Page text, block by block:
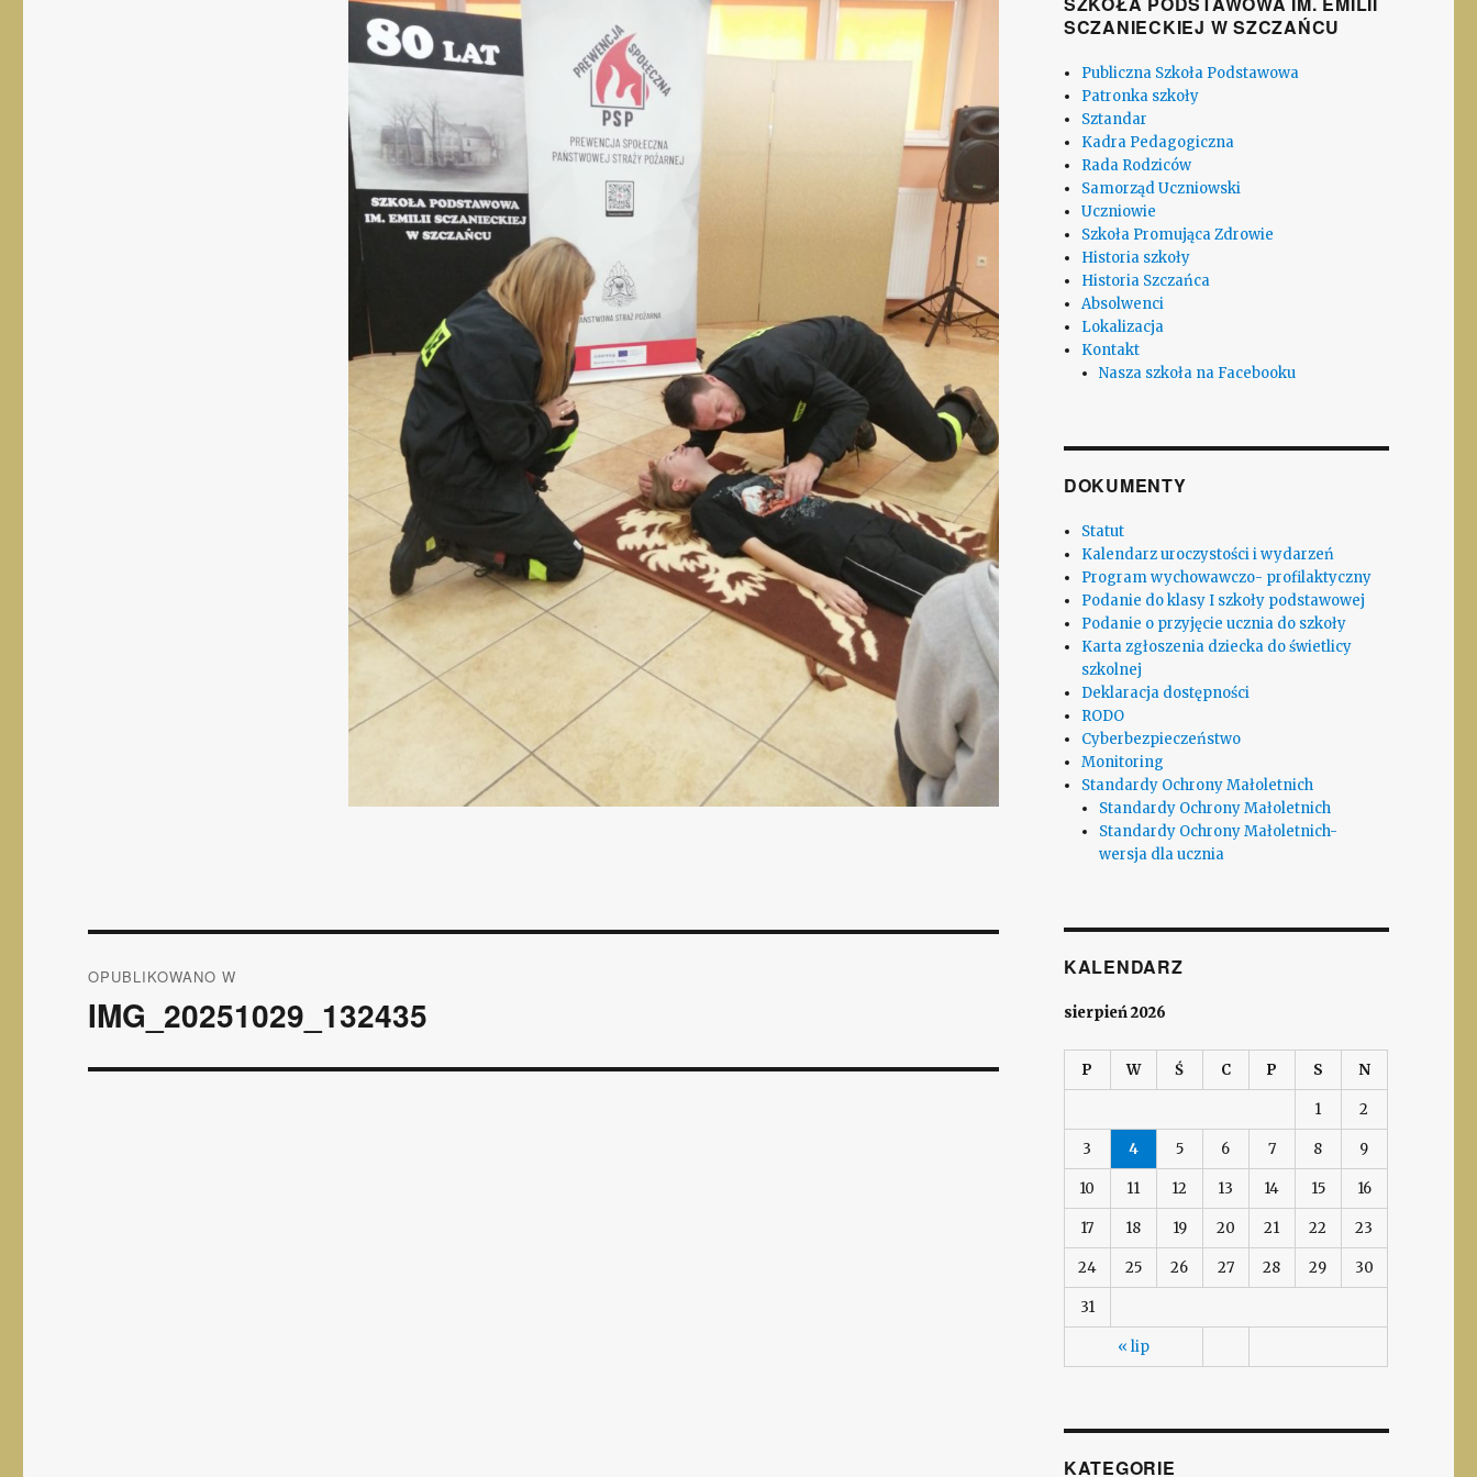
wpisu
OPUBLIKOWANO W
IMG_20251029_132435
SCZANIECKIEJ W SZCZAŃCU
Publiczna Szkoła Podstawowa
Patronka szkoły
Sztandar
Kadra Pedagogiczna
Rada Rodziców
Samorząd Uczniowski
Uczniowie
Szkoła Promująca Zdrowie
Historia szkoły
Historia Szczańca
Absolwenci
Lokalizacja
Kontakt
Nasza szkoła na Facebooku
DOKUMENTY
Statut
Kalendarz uroczystości i wydarzeń
Program wychowawczo- profilaktyczny
Podanie do klasy I szkoły podstawowej
Podanie o przyjęcie ucznia do szkoły
Karta zgłoszenia dziecka do świetlicy
szkolnej
Deklaracja dostępności
RODO
Cyberbezpieczeństwo
Monitoring
Standardy Ochrony Małoletnich
Standardy Ochrony Małoletnich
Standardy Ochrony Małoletnich-
wersja dla ucznia
KALENDARZ
sierpień 2026
P W Ś C P S N
« lip
1 2
3 4 5 6 7 8 9
10 11 12 13 14 15 16
17 18 19 20 21 22 23
24 25 26 27 28 29 30
31
KATEGORIE